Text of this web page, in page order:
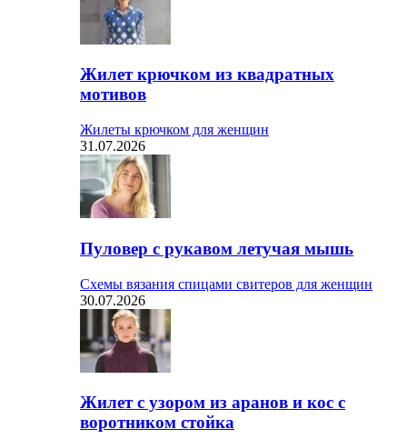
Жилет крючком из квадратных
мотивов
Жилеты крючком для женщин
31.07.2026
Пуловер с рукавом летучая мышь
Схемы вязания спицами свитеров для женщин
30.07.2026
Жилет с узором из аранов и кос с
воротником стойка